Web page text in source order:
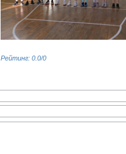
Рейтинг: 0.0/0